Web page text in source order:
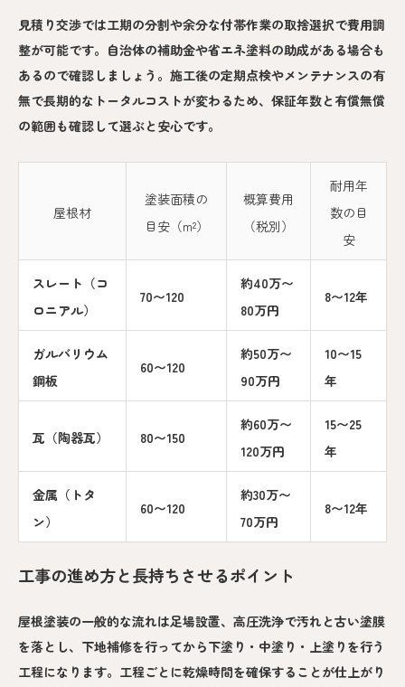
見積り交渉では工期の分割や余分な付帯作業の取捨選択で費用調
整が可能です。自治体の補助金や省エネ塗料の助成がある場合も
あるので確認しましょう。施工後の定期点検やメンテナンスの有
無で長期的なトータルコストが変わるため、保証年数と有償無償
の範囲も確認して選ぶと安心です。
屋根材
塗装面積の
目安（m²）
概算費用
（税別）
耐用年
数の目
安
スレート（コ
ロニアル）
70〜120
約40万〜
80万円
8〜12年
ガルバリウム
鋼板
60〜120
約50万〜
90万円
10〜15
年
瓦（陶器瓦） 80〜150
約60万〜
120万円
15〜25
年
金属（トタ
ン）
60〜120
約30万〜
70万円
8〜12年
工事の進め方と長持ちさせるポイント
屋根塗装の一般的な流れは足場設置、高圧洗浄で汚れと古い塗膜
を落とし、下地補修を行ってから下塗り・中塗り・上塗りを行う
工程になります。工程ごとに乾燥時間を確保することが仕上がり